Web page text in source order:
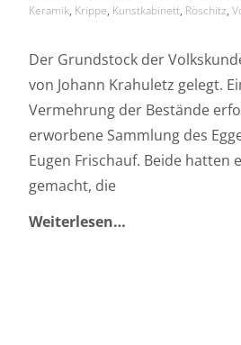
Keramik, Krippe, Kunstkabinett, Röschitz,
Der Grundstock der
von Johann Krahuletz gelegt.
Vermehrung der Bestände
erworbene Sammlung des
Eugen Frischauf. Beide hatten
gemacht, die
Weiterlesen…